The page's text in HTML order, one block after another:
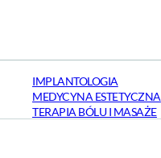
IMPLANTOLOGIA
MEDYCYNA ESTETYCZNA
TERAPIA BÓLU I MASAŻE